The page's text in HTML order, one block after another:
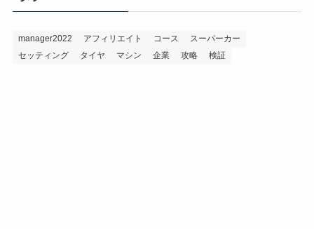
ー
manager2022 アフィリエイト コース
スーパーカー
セッティング
タイヤ マシン 企業 攻略 検証